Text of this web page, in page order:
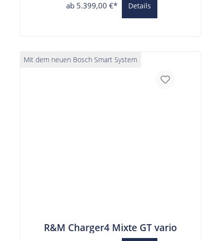
ab 5.399,00 €* Details
Mit dem neuen Bosch Smart System
R&M Charger4 Mixte GT vario